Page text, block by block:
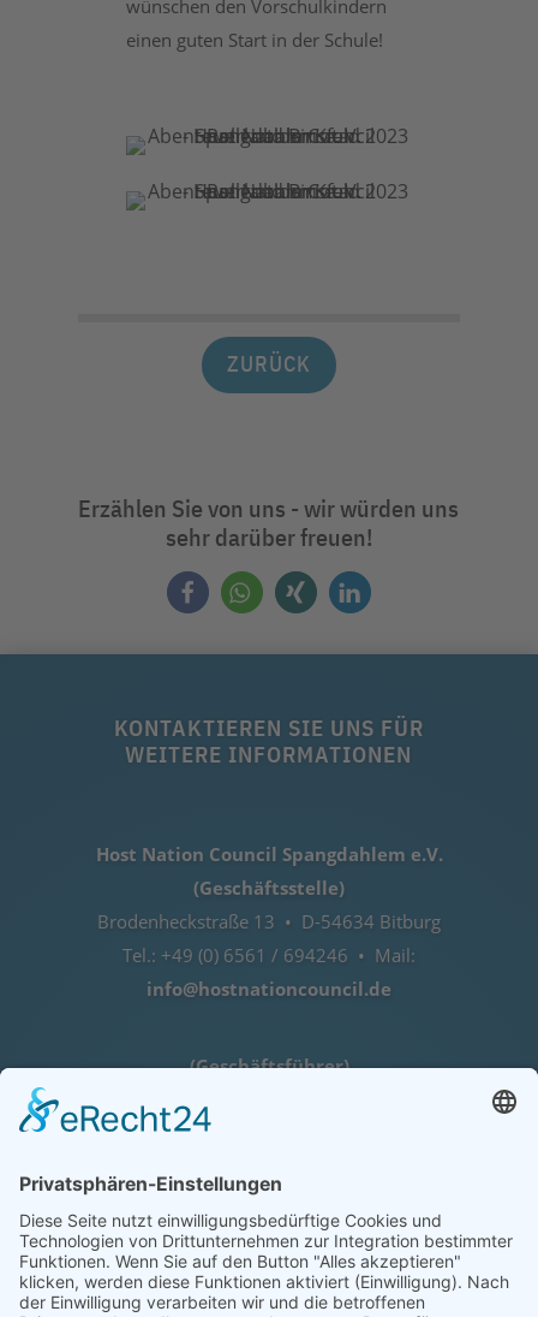
wünschen den Vorschulkindern
einen guten Start in der Schule!
ZURÜCK
Erzählen Sie von uns - wir würden uns
sehr darüber freuen!
KONTAKTIEREN SIE UNS FÜR
WEITERE INFORMATIONEN
Host Nation Council Spangdahlem e.V.
(Geschäftsstelle)
Brodenheckstraße 13 • D-54634 Bitburg
Tel.: +49 (0) 6561 / 694246 • Mail:
info@hostnationcouncil.de
(Geschäftsführer)
Tel.: +49 (0) 172 / 6842635
Öffnungszeiten
nach telefonischer Vereinbarung